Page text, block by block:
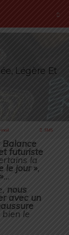
Légère Et
mail SMS
Balance
futuriste
la
le jour »,
…
nous
avec un
le